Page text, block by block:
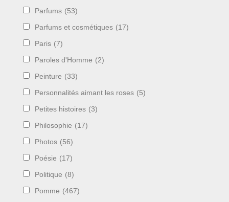
Parfums (53)
Parfums et cosmétiques (17)
Paris (7)
Paroles d'Homme (2)
Peinture (33)
Personnalités aimant les roses (5)
Petites histoires (3)
Philosophie (17)
Photos (56)
Poésie (17)
Politique (8)
Pomme (467)